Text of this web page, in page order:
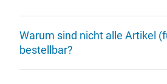
Warum sind nicht alle Artikel
bestellbar?